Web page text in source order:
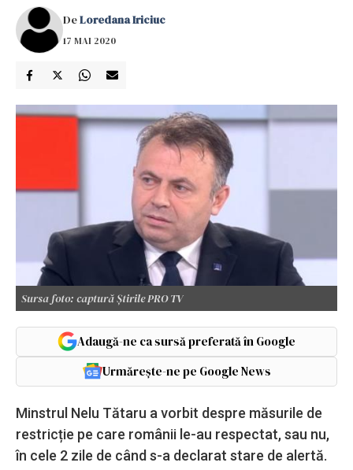
DeLoredana Iriciuc
17 MAI 2020
Sursa foto: captură Știrile PRO TV
Adaugă-ne ca sursă preferată în Google
Urmărește-ne pe Google News
Minstrul Nelu Tătaru a vorbit despre măsurile de
restricție pe care românii le-au respectat, sau nu,
în cele 2 zile de când s-a declarat stare de alertă.